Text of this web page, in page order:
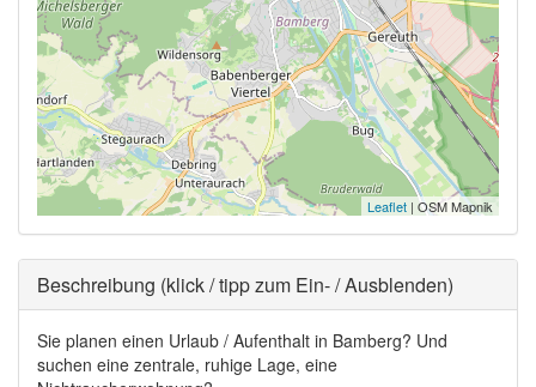
Leaflet | OSM Mapnik
Ausblenden
Beschreibung (klick / tipp zum Ein- / Ausblenden)
Sie planen einen Urlaub / Aufenthalt in Bamberg? Und
suchen eine zentrale, ruhige Lage, eine